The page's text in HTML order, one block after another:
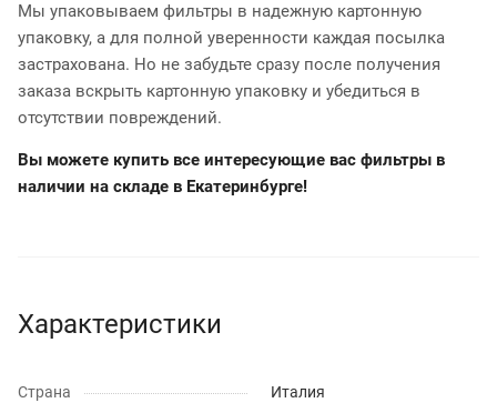
Мы упаковываем фильтры в надежную картонную
упаковку, а для полной уверенности каждая посылка
застрахована. Но не забудьте сразу после получения
заказа вскрыть картонную упаковку и убедиться в
отсутствии повреждений.
Вы можете купить все интересующие вас фильтры в
наличии на складе в Екатеринбурге!
Характеристики
Страна Италия